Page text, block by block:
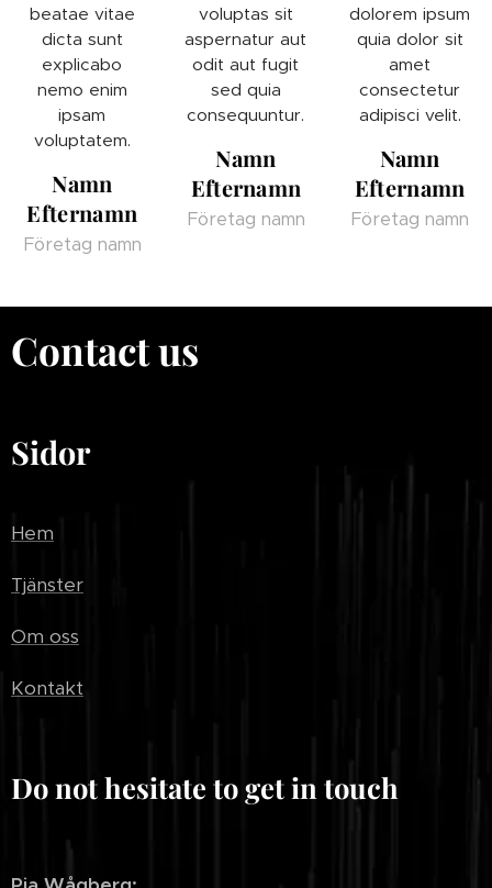
beatae vitae
dicta sunt
explicabo
nemo enim
ipsam
voluptatem.
Namn
Efternamn
Företag namn
voluptas sit
aspernatur aut
odit aut fugit
sed quia
consequuntur.
Namn
Efternamn
Företag namn
dolorem ipsum
quia dolor sit
amet
consectetur
adipisci velit.
Namn
Efternamn
Företag namn
Contact us
Sidor
Hem
Tjänster
Om oss
Kontakt
Do not hesitate to get in touch